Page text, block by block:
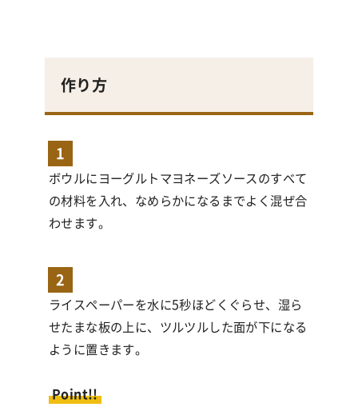
作り方
1
ボウルにヨーグルトマヨネーズソースのすべて
の材料を入れ、なめらかになるまでよく混ぜ合
わせます。
2
ライスペーパーを水に5秒ほどくぐらせ、湿ら
せたまな板の上に、ツルツルした面が下になる
ように置きます。
Point!!